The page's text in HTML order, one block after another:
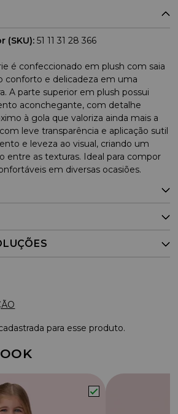
(SKU): 51 11 31 28 366
é confeccionado em plush com saia
conforto e delicadeza em uma
A parte superior em plush possui
aconchegante, com detalhe
à gola que valoriza ainda mais a
leve transparência e aplicação sutil
e leveza ao visual, criando um
entre as texturas. Ideal para compor
em diversas ocasiões.
para esse produto.